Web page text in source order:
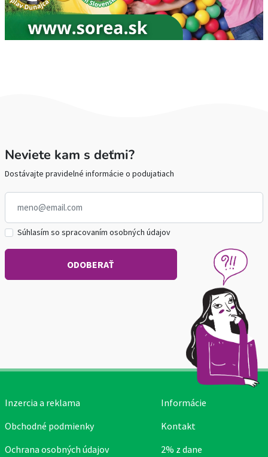
Neviete kam s deťmi?
Dostávajte pravidelné informácie o podujatiach
Súhlasím so spracovaním osobných údajov
Inzercia a reklama
Obchodné podmienky
Ochrana osobných údajov
Informácie
Kontakt
2% z dane